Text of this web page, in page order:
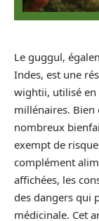
Le guggul,
Indes, est une
wightii, utilisé en
millénaires.
nombreux
exempt de
complément
affichées, les
des dangers qui
médicinale. Cet